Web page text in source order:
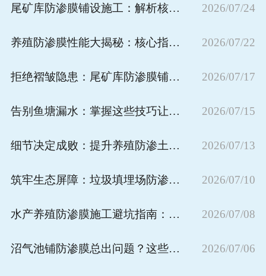
尾矿库防渗膜铺设施工：解析核心作用与关键性能 2026/07/24
养殖防渗膜性能大揭秘：核心指标与工程优势解析 2026/07/22
拒绝褶皱隐患：尾矿库防渗膜铺设的科学处理与预防指南 2026/07/17
告别鱼塘漏水：掌握这些技巧让防渗膜焊接行云流水 2026/07/15
细节决定成败：提升养殖防渗土工膜铺设质量的核心要点 2026/07/13
筑牢生态屏障：垃圾填埋场防渗膜长效维护全攻略 2026/07/10
水产养殖防渗膜施工避坑指南：把控核心细节，筑牢防渗安全防线 2026/07/08
沼气池铺防渗膜总出问题？这些施工铺设要求直接避开后期渗漏隐患 2026/07/06